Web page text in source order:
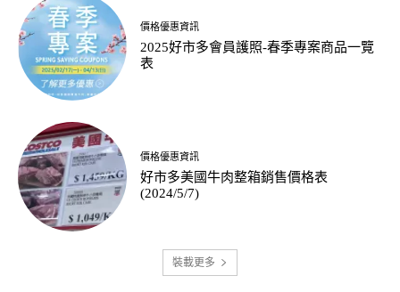
價格優惠資訊
2025好市多會員護照-春季專案商品一覽
表
價格優惠資訊
好市多美國牛肉整箱銷售價格表
(2024/5/7)
裝載更多